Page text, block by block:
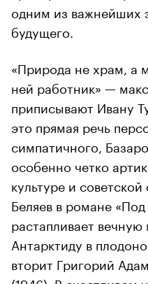
одним из важнейших
будущего.
«Природа не храм, а
ней работник» —
приписывают Ивану
это прямая речь
симпатичного,
особенно четко
культуре и
Беляев в романе
растапливает
Антарктиду в
вторит Григорий